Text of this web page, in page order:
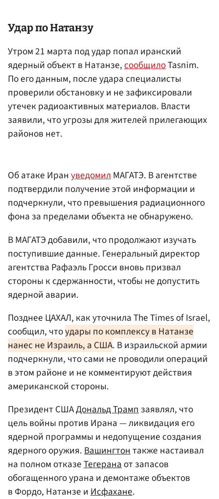
Удар по Натанзу
Утром 21 марта под удар попал иранский
ядерный объект в Натанзе,сообщилоTasnim.
По его данным, после удара специалисты
проверили обстановку и не зафиксировали
утечек радиоактивных материалов. Власти
заявили, что угрозы для жителей прилегающих
районов нет.
Об атаке ИрануведомилМАГАТЭ. В агентстве
подтвердили получение этой информации и
подчеркнули, что превышения радиационного
фона за пределами объекта не обнаружено.
В МАГАТЭ добавили, что продолжают изучать
поступившие данные. Генеральный директор
агентства Рафаэль Гросси вновь призвал
стороны к сдержанности, чтобы не допустить
ядерной аварии.
Позднее ЦАХАЛ, как уточнила The Times of Israel,
сообщил, чтоудары по комплексу в Натанзе
нанес не Израиль, а США. В израильской армии
подчеркнули, что сами не проводили операций
в этом районе и не комментируют действия
американской стороны.
Президент СШАДональд Трампзаявлял, что
цель войны против Ирана — ликвидация его
ядерной программы и недопущение создания
ядерного оружия.Вашингтонтакже настаивал
на полном отказеТегеранаот запасов
обогащенного урана и демонтаже объектов
в Фордо, Натанзе иИсфахане.